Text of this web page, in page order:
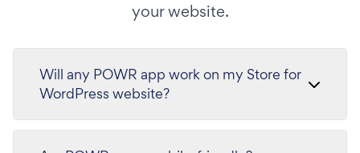
your website.
Will any POWR app work on my Store for
WordPress website?